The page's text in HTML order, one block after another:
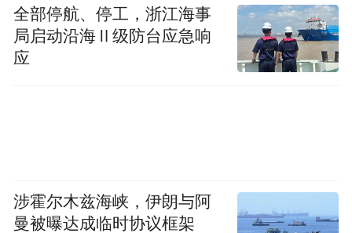
全部停航、停工，浙江海事
局启动沿海Ⅱ级防台应急响
应
涉霍尔木兹海峡，伊朗与阿
曼被曝达成临时协议框架